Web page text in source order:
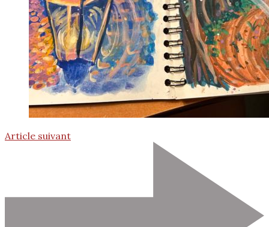
Article suivant